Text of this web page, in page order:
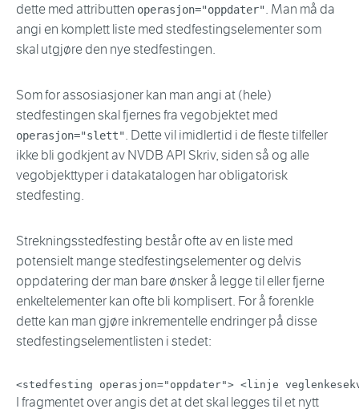
dette med attributten operasjon="oppdater". Man må da
angi en komplett liste med stedfestingselementer som
skal utgjøre den nye stedfestingen.
Som for assosiasjoner kan man angi at (hele)
stedfestingen skal fjernes fra vegobjektet med
operasjon="slett". Dette vil imidlertid i de fleste tilfeller
ikke bli godkjent av NVDB API Skriv, siden så og alle
vegobjekttyper i datakatalogen har obligatorisk
stedfesting.
Strekningsstedfesting består ofte av en liste med
potensielt mange stedfestingselementer og delvis
oppdatering der man bare ønsker å legge til eller fjerne
enkeltelementer kan ofte bli komplisert. For å forenkle
dette kan man gjøre inkrementelle endringer på disse
stedfestingselementlisten i stedet:
<stedfesting operasjon=" oppdater"> < linje
I fragmentet over angis det at det skal legges til et nytt